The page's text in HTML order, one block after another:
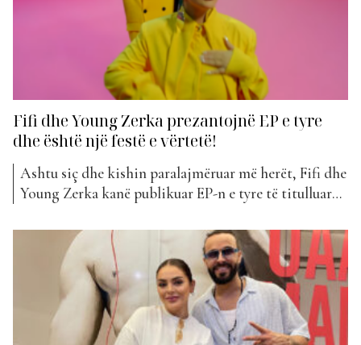
Fifi dhe Young Zerka prezantojnë EP e tyre
dhe është një festë e vërtetë!
Ashtu siç dhe kishin paralajmëruar më herët, Fifi dhe
Young Zerka kanë publikuar EP-n e tyre të titulluar
pesë këngë, të cilat janë lançuar në të gjitha
platformat muzikore. “Të dua”, “Fotografi”, “None”,
“Sajzezo”, “Turi Turi”, titullohen këngët e sjella nga